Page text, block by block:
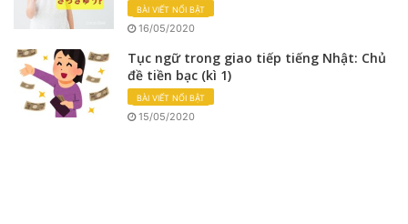
BÀI VIẾT NỔI BẬT
16/05/2020
Tục ngữ trong giao tiếp tiếng Nhật: Chủ
đề tiền bạc (kì 1)
BÀI VIẾT NỔI BẬT
15/05/2020